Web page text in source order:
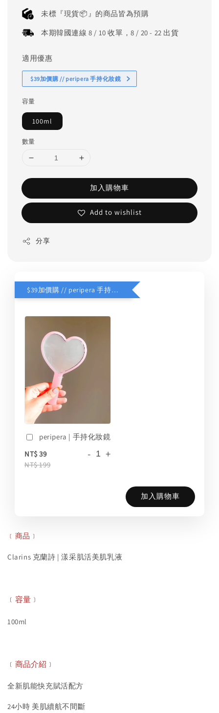
price
未標『現貨📦』的商品皆為預購
本期韓國連線 8 / 10 收單，8 / 20 - 22 出貨
適用優惠
$39加價購 // peripera 手持化妝鏡
容量
100ml
數量
加入購物車
Add to wishlist
分享
$39加價購 // peripera 手持化妝鏡
peripera | 手持化妝鏡
NT$ 39
NT$ 199
- +
加入購物車
﹝商品﹞
Clarins 克蘭詩 | 漾采肌活美肌乳液
﹝容量﹞
100ml
﹝商品介紹﹞
全新肌能快充賦活配方
24小時 美肌續航不間斷